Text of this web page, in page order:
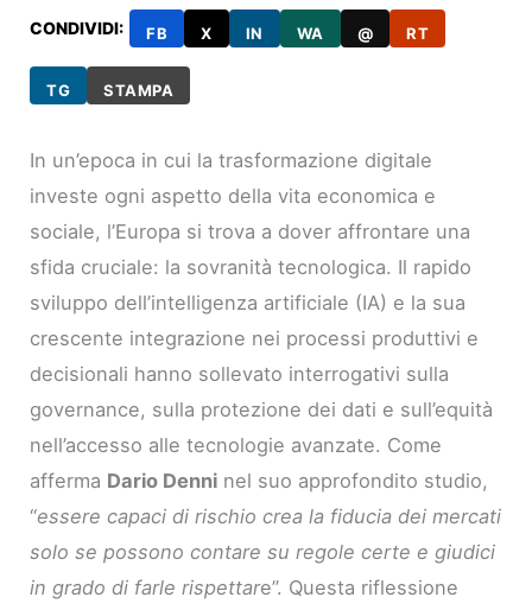
CONDIVIDI: FB X IN WA @ RT
TG STAMPA
In un’epoca in cui la trasformazione digitale
investe ogni aspetto della vita economica e
sociale, l’Europa si trova a dover affrontare una
sfida cruciale: la sovranità tecnologica. Il rapido
sviluppo dell’intelligenza artificiale (IA) e la sua
crescente integrazione nei processi produttivi e
decisionali hanno sollevato interrogativi sulla
governance, sulla protezione dei dati e sull’equità
nell’accesso alle tecnologie avanzate. Come
afferma Dario Denni nel suo approfondito studio,
“essere capaci di rischio crea la fiducia dei mercati
solo se possono contare su regole certe e giudici
in grado di farle rispettare”. Questa riflessione